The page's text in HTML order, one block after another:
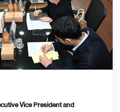
Vice President and